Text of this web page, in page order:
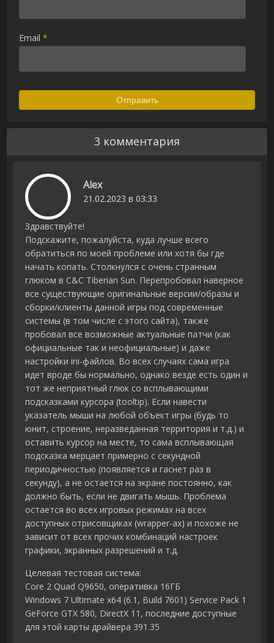
Email*
3 комментария
Alex
21.02.2023 в 03:33
Здравствуйте!
Подскажите, пожалуйста, куда лучше всего
обратиться по моей проблеме или хотя бы где
начать копать. Столкнулся с очень странным
глюком в C&C Tiberian Sun. Перепробовал наверное
все существующие оригинальные версии/образы и
сборки/клиенты данной игры под современные
системы (в том числе с этого сайта), также
пробовал все возможные актуальные патчи (как
официальные так и неофициальные) и даже
настройки ini-файлов. Во всех случаях сама игра
идет вроде бы нормально, однако везде есть один и
тот же неприятный глюк со всплывающими
подсказками курсора (tooltip). Если навести
указатель мыши на любой объект игры (будь то
юнит, строение, неразведанная территория и т.д.) и
оставить курсор на месте, то сама всплывающая
подсказка мерцает примерно с секундной
периодичностью (появляется и гаснет раз в
секунду), а не остается на экране постоянно, как
должно быть, если не двигать мышь. Проблема
остается во всех игровых режимах на всех
доступных отрисовщиках (wrapper-ах) и похоже не
зависит от всех прочих комбинаций настроек
графики, экранных разрешений и т.д.
Целевая тестовая система:
Core 2 Quad Q9650, оперативка 16ГБ
Windows 7 Ultimate x64 (6.1, Build 7601) Service Pack 1
GeForce GTX 580, DirectX 11, последние доступные
для этой карты драйвера 391.35